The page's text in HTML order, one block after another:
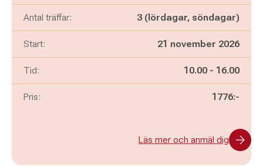
Antal träffar: 3 (lördagar, söndagar)
Start: 21 november 2026
Tid: Pågår mellan
10.00 - och
16.00
Pris: 1776:-
Läs mer och anmäl dig